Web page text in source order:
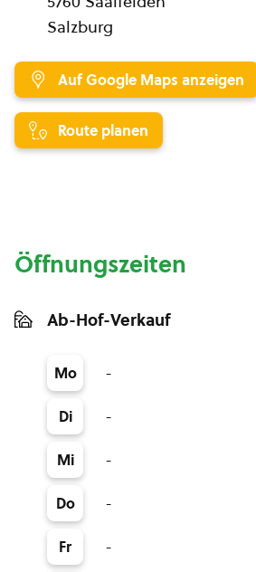
Salzburg
Auf Google Maps anzeigen
Route planen
Öffnungszeiten
Ab-Hof-Verkauf
Mo -
Di -
Mi -
Do -
Fr -